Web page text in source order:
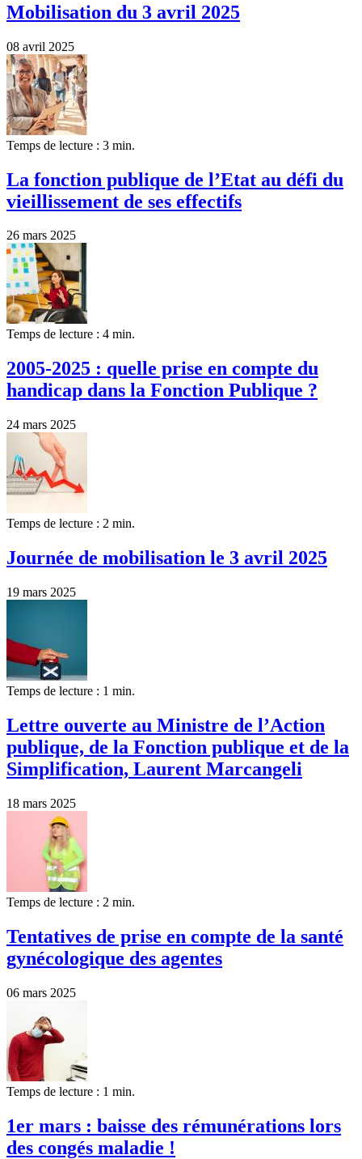
Mobilisation du 3 avril 2025
08 avril 2025
Temps de lecture : 3 min.
La fonction publique de l’Etat au défi du
vieillissement de ses effectifs
26 mars 2025
Temps de lecture : 4 min.
2005-2025 : quelle prise en compte du
handicap dans la Fonction Publique ?
24 mars 2025
Temps de lecture : 2 min.
Journée de mobilisation le 3 avril 2025
19 mars 2025
Temps de lecture : 1 min.
Lettre ouverte au Ministre de l’Action
publique, de la Fonction publique et de la
Simplification, Laurent Marcangeli
18 mars 2025
Temps de lecture : 2 min.
Tentatives de prise en compte de la santé
gynécologique des agentes
06 mars 2025
Temps de lecture : 1 min.
1er mars : baisse des rémunérations lors
des congés maladie !